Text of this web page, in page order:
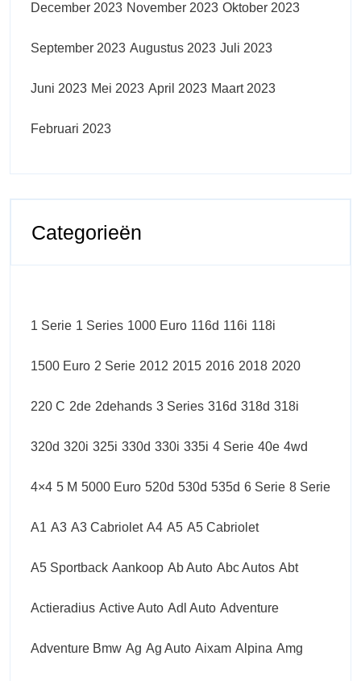
December 2023 November 2023 Oktober 2023
September 2023 Augustus 2023 Juli 2023
Juni 2023 Mei 2023 April 2023 Maart 2023
Februari 2023
Categorieën
1 Serie 1 Series 1000 Euro 116d 116i 118i
1500 Euro 2 Serie 2012 2015 2016 2018 2020
220 C 2de 2dehands 3 Series 316d 318d 318i
320d 320i 325i 330d 330i 335i 4 Serie 40e 4wd
4×4 5 M 5000 Euro 520d 530d 535d 6 Serie 8 Serie
A1 A3 A3 Cabriolet A4 A5 A5 Cabriolet
A5 Sportback Aankoop Ab Auto Abc Autos Abt
Actieradius Active Auto Adl Auto Adventure
Adventure Bmw Ag Ag Auto Aixam Alpina Amg